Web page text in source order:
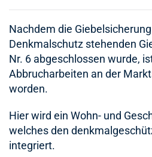
Nachdem die
Denkmalschutz stehenden
Nr. 6 abgeschlossen wurde,
Abbrucharbeiten an der
worden.
Hier wird ein Wohn- und
welches den
integriert.